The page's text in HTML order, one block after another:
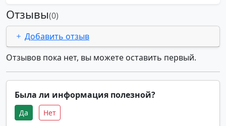
Отзывы(0)
Добавить отзыв
Отзывов пока нет, вы можете оставить первый.
Была ли информация полезной?
Да Нет